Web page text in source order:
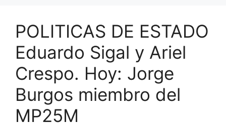
POLITICAS DE ESTADO
Eduardo Sigal y Ariel
Crespo. Hoy: Jorge
Burgos miembro del
MP25M